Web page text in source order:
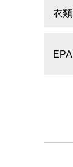
衣類
EPA